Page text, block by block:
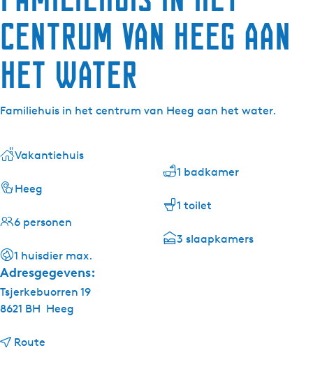
centrum van Heeg aan
het water
Familiehuis in het centrum van Heeg aan het water.
Vakantiehuis
Heeg
6 personen
1 huisdier max.
1 badkamer
1 toilet
3 slaapkamers
Adresgegevens:
Tsjerkebuorren 19
8621 BH Heeg
Route